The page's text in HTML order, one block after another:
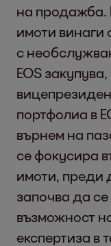
на продажба.
имоти винаги
с
EOS
портфолиа в
върнем на
се фокусира
имоти, преди
започва да
възможност
експертиза в